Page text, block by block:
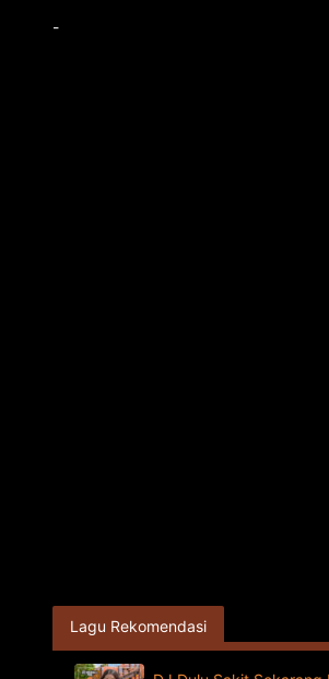
-
Lagu Rekomendasi